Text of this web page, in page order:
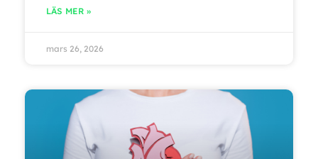
LÄS MER »
mars 26, 2026